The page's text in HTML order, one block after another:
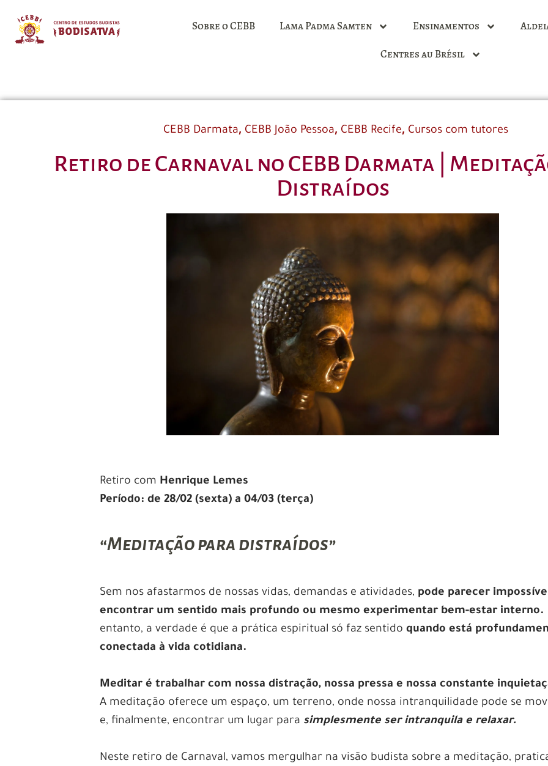
Sobre o CEBB Lama Padma Samten Ensinamentos
Centres au Brésil
CEBB Darmata, CEBB João Pessoa, CEBB Recife, Cursos com tutores
Retiro de Carnaval no CEBB Darmata |
Distraídos
Retiro com Henrique Lemes
Período: de 28/02 (sexta) a 04/03 (terça)
“Meditação para distraídos”
Sem nos afastarmos de nossas vidas, demandas e atividades, pode parecer
encontrar um sentido mais profundo ou mesmo experimentar bem-estar interno.
entanto, a verdade é que a prática espiritual só faz sentidoquando está
conectada à vida cotidiana.
Meditar é trabalhar com nossa distração, nossa pressa e nossa constante
A meditação oferece um espaço, um terreno, onde nossa intranquilidade pode se
e, finalmente, encontrar um lugar para simplesmente ser intranquila e relaxar.
Neste retiro de Carnaval, vamos mergulhar na visão budista sobre a meditação,